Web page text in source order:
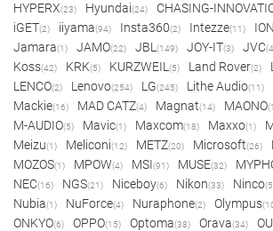
HYPERX(23) Hyundai(24) CHASING-
iGET(2) iiyama(94) Insta360(2) Intezze(11) ION
Jamara(1) JAMO(22) JBL (149) JOY-IT(3) JVC
Koss(42) KRK(5) KURZWEIL (5) Land Rover(2)
LENCO(2) Lenovo(254) LG(245) Lithe Audio(11)
Mackie(16) MAD CATZ(4) Magnat(14) MAONO
M-AUDIO(5) Mavic(1) Maxcom(18) Maxxo(1)
Meizu(1) Meliconi(12) METZ(20) Microsoft(26)
MOZOS(1) MPOW(4) MSI(91) MUSE(32)
NEC(16) NGS(21) Niceboy(6) Nikon(33) Ninco
Nubia(1) NuForce(4) Nuraphone(2) Olympus
ONKYO(6) OPPO(15) Optoma(38) Orava(34)